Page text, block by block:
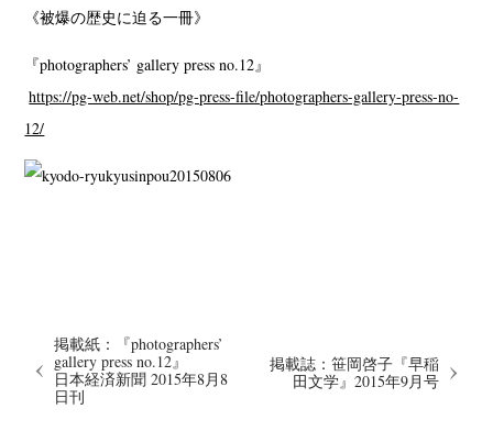
《被爆の歴史に迫る一冊》
『photographers’ gallery press no.12』
https://pg-web.net/shop/pg-press-file/photographers-gallery-press-no-
12/
掲載紙：『photographers’
gallery press no.12』
日本経済新聞 2015年8月8
日刊
掲載誌：笹岡啓子『早稲
田文学』2015年9月号